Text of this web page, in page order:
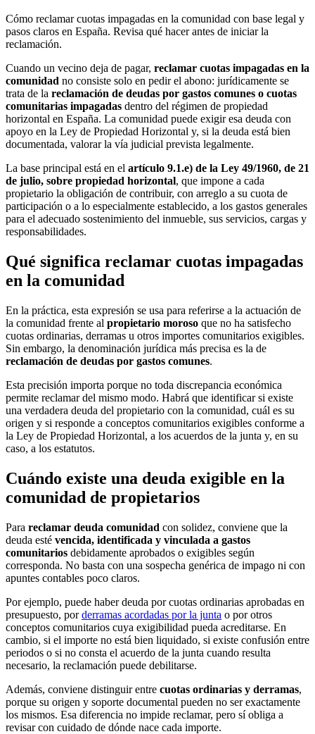
Cómo reclamar cuotas impagadas en la comunidad con base legal y
pasos claros en España. Revisa qué hacer antes de iniciar la
reclamación.
Cuando un vecino deja de pagar, reclamar cuotas impagadas en la
comunidad no consiste solo en pedir el abono: jurídicamente se
trata de la reclamación de deudas por gastos comunes o cuotas
comunitarias impagadas dentro del régimen de propiedad
horizontal en España. La comunidad puede exigir esa deuda con
apoyo en la Ley de Propiedad Horizontal y, si la deuda está bien
documentada, valorar la vía judicial prevista legalmente.
La base principal está en el artículo 9.1.e) de la Ley 49/1960, de 21
de julio, sobre propiedad horizontal, que impone a cada
propietario la obligación de contribuir, con arreglo a su cuota de
participación o a lo especialmente establecido, a los gastos generales
para el adecuado sostenimiento del inmueble, sus servicios, cargas y
responsabilidades.
Qué significa reclamar cuotas impagadas
en la comunidad
En la práctica, esta expresión se usa para referirse a la actuación de
la comunidad frente al propietario moroso que no ha satisfecho
cuotas ordinarias, derramas u otros importes comunitarios exigibles.
Sin embargo, la denominación jurídica más precisa es la de
reclamación de deudas por gastos comunes.
Esta precisión importa porque no toda discrepancia económica
permite reclamar del mismo modo. Habrá que identificar si existe
una verdadera deuda del propietario con la comunidad, cuál es su
origen y si responde a conceptos comunitarios exigibles conforme a
la Ley de Propiedad Horizontal, a los acuerdos de la junta y, en su
caso, a los estatutos.
Cuándo existe una deuda exigible en la
comunidad de propietarios
Para reclamar deuda comunidad con solidez, conviene que la
deuda esté vencida, identificada y vinculada a gastos
comunitarios debidamente aprobados o exigibles según
corresponda. No basta con una sospecha genérica de impago ni con
apuntes contables poco claros.
Por ejemplo, puede haber deuda por cuotas ordinarias aprobadas en
presupuesto, porderramas acordadas por la junta o por otros
conceptos comunitarios cuya exigibilidad pueda acreditarse. En
cambio, si el importe no está bien liquidado, si existe confusión entre
periodos o si no consta el acuerdo de la junta cuando resulta
necesario, la reclamación puede debilitarse.
Además, conviene distinguir entre cuotas ordinarias y derramas,
porque su origen y soporte documental pueden no ser exactamente
los mismos. Esa diferencia no impide reclamar, pero sí obliga a
revisar con cuidado de dónde nace cada importe.